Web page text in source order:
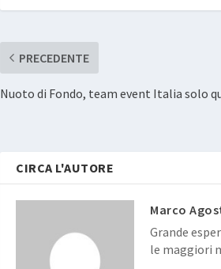
PRECEDENTE
Nuoto di Fondo, team event Italia solo
CIRCA L'AUTORE
Marco
Grande
le maggiori